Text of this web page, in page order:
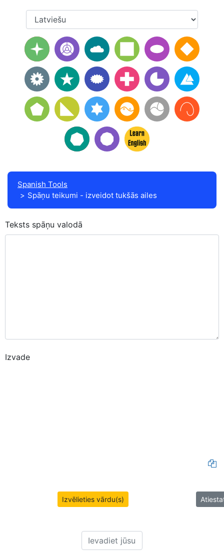
Spanish Tools
Spāņu teikumi - izveidot tukšās ailes
Teksts spāņu valodā
Izvade
Izvēlieties vārdu(s)